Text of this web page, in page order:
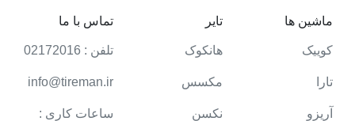
ماشین ها
کوییک
تارا
آریزو
تایر
هانکوک
مکسس
نکسن
تماس با ما
تلفن : 02172016
info@tireman.ir
ساعات کاری :